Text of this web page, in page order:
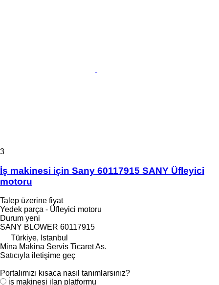
3
İş makinesi için Sany 60117915 SANY Üfleyici
motoru
Talep üzerine fiyat
Yedek parça - Üfleyici motoru
Durum yeni
SANY BLOWER 60117915
Türkiye, Istanbul
Mina Makina Servis Ticaret As.
Satıcıyla iletişime geç
Portalımızı kısaca nasıl tanımlarsınız?
i̇ş makinesi ilan platformu